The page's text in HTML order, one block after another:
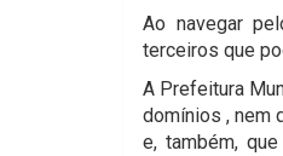
Ao navegar
terceiros que
A Prefeitura
domínios , nem
e, também,